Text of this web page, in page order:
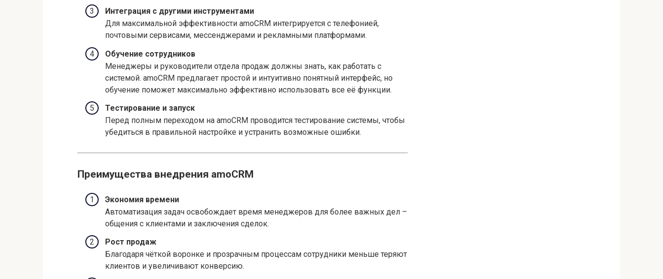
Интеграция с другими инструментами
Для максимальной эффективности amoCRM интегрируется с телефонией,
почтовыми сервисами, мессенджерами и рекламными платформами.
Обучение сотрудников
Менеджеры и руководители отдела продаж должны знать, как работать с
системой. amoCRM предлагает простой и интуитивно понятный интерфейс, но
обучение поможет максимально эффективно использовать все её функции.
Тестирование и запуск
Перед полным переходом на amoCRM проводится тестирование системы, чтобы
убедиться в правильной настройке и устранить возможные ошибки.
Преимущества внедрения amoCRM
Экономия времени
Автоматизация задач освобождает время менеджеров для более важных дел –
общения с клиентами и заключения сделок.
Рост продаж
Благодаря чёткой воронке и прозрачным процессам сотрудники меньше теряют
клиентов и увеличивают конверсию.